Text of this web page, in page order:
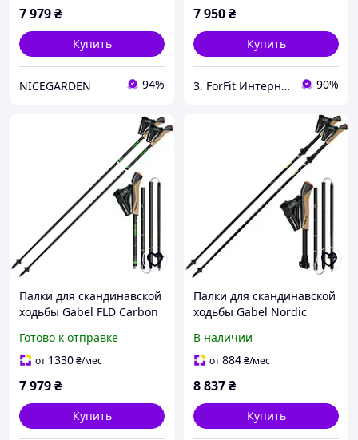
7 979₴
Купить
NICEGARDEN 94%
7 950₴
Купить
3. ForFit Интернет-магазин спортивных товаров 90%
Палки для скандинавской
ходьбы Gabel FLD Carbon
ультралёгкие,
фиксированной длины
Готово к отправке
от 1330₴/мес
7 979₴
Купить
Палки для скандинавской
ходьбы Gabel Nordic
(7009399300000)
В наличии
от884₴/мес
8 837₴
Купить